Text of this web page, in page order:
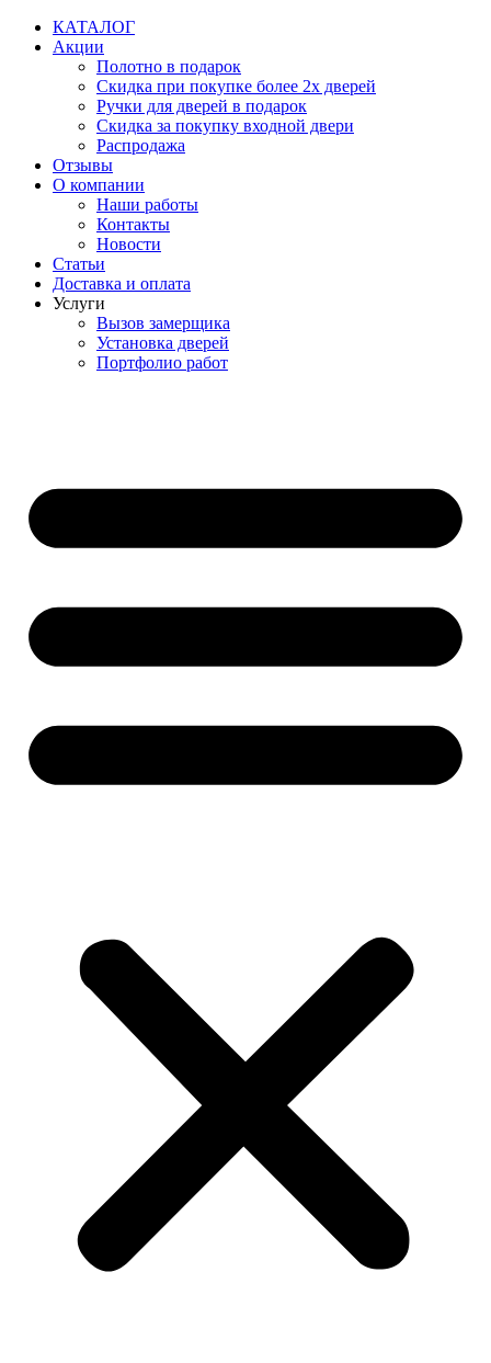
Перейти
содержимому
КАТАЛОГ
Акции
Полотно в подарок
Скидка при покупке более 2х дверей
Ручки для дверей в подарок
Скидка за покупку входной двери
Распродажа
Отзывы
О компании
Наши работы
Контакты
Новости
Статьи
Доставка и оплата
Услуги
Вызов замерщика
Установка дверей
Портфолио работ